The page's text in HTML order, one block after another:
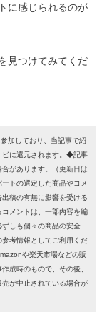
に感じられるのが
見つけてみてくだ
加しており、当記事で紹
ビに還元されます。◆記事
があります。（更新日は
トの選定した商品やコメ
稿の有無に影響を受ける
メントは、一部内容を編
しも個々の商品の安全
考情報としてご利用くだ
や楽天市場などの販
成時のもので、その後、
が中止されている場合が